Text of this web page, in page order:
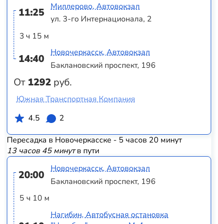
11:25
3 ч 15 м
14:40
От 1292 руб.
Миллерово, Автовокзал
ул. 3-го Интернационала, 2
Новочеркасск, Автовокзал
Баклановский проспект, 196
Южная Транспортная Компания
4.5
2
Пересадка в Новочеркасске - 5 часов 20 минут
13 часов 45 минутв пути
20:00
5 ч 10 м
Новочеркасск, Автовокзал
Баклановский проспект, 196
Нагибин, Автобусная остановка